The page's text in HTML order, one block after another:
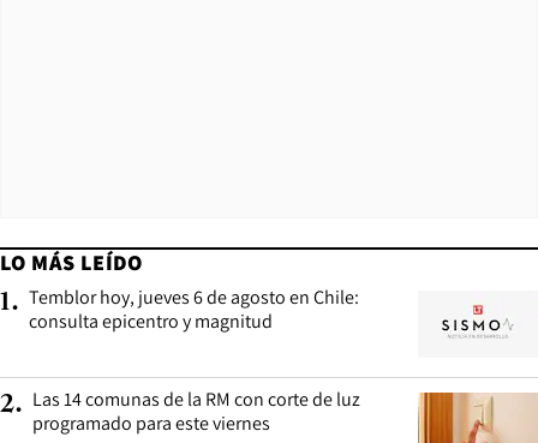
LO MÁS LEÍDO
1. Temblor hoy, jueves 6 de agosto en Chile:
consulta epicentro y magnitud
2. Las 14 comunas de la RM con corte de luz
programado para este viernes